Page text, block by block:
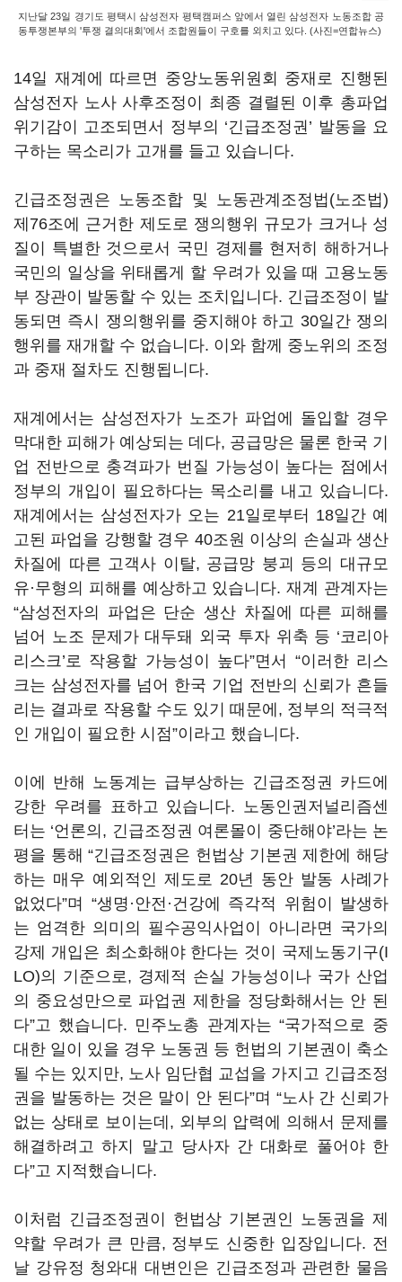
지난달 23일 경기도 평택시 삼성전자 평택캠퍼스 앞에서 열린 삼성전자 노동조합 공
동투쟁본부의 '투쟁 결의대회'에서 조합원들이 구호를 외치고 있다. (사진=연합뉴스)
14일 재계에 따르면 중앙노동위원회 중재로 진행된
삼성전자 노사 사후조정이 최종 결렬된 이후 총파업
위기감이 고조되면서 정부의 ‘긴급조정권 ’ 발동을 요
구하는 목소리가 고개를 들고 있습니다.
긴급조정권은 노동조합 및 노동관계조정법 (노조법)
제 76조에 근거한 제도로 쟁의행위 규모가 크거나 성
질이 특별한 것으로서 국민 경제를 현저히 해하거나
국민의 일상을 위태롭게 할 우려가 있을 때 고용노동
부 장관이 발동할 수 있는 조치입니다. 긴급조정이 발
동되면 즉시 쟁의행위를 중지해야 하고 30일간 쟁의
행위를 재개할 수 없습니다. 이와 함께 중노위의 조정
과 중재 절차도 진행됩니다.
재계에서는 삼성전자가 노조가 파업에 돌입할 경우
막대한 피해가 예상되는 데다, 공급망은 물론 한국 기
업 전반으로 충격파가 번질 가능성이 높다는 점에서
정부의 개입이 필요하다는 목소리를 내고 있습니다.
재계에서는 삼성전자가 오는 21일로부터 18일간 예
고된 파업을 강행할 경우 40조원 이상의 손실과 생산
차질에 따른 고객사 이탈, 공급망 붕괴 등의 대규모
유·무형의 피해를 예상하고 있습니다.재계 관계자는
“삼성전자의 파업은 단순 생산 차질에 따른 피해를
넘어 노조 문제가 대두돼 외국 투자 위축 등 ‘코리아
리스크’로 작용할 가능성이 높다”면서 “이러한 리스
크는 삼성전자를 넘어 한국 기업 전반의 신뢰가 흔들
리는 결과로 작용할 수도 있기 때문에 , 정부의 적극적
인 개입이 필요한 시점”이라고 했습니다.
이에 반해 노동계는 급부상하는 긴급조정권 카드에
강한 우려를 표하고 있습니다. 노동인권저널리즘센
터는 ‘언론의 , 긴급조정권 여론몰이 중단해야’라는 논
평을 통해“긴급조정권은 헌법상 기본권 제한에 해당
하는 매우 예외적인 제도로 20년 동안 발동 사례가
없었다”며 “생명·안전·건강에 즉각적 위험이 발생하
는 엄격한 의미의 필수공익사업이 아니라면 국가의
강제 개입은 최소화해야 한다는 것이 국제노동기구(I
LO)의 기준으로, 경제적 손실 가능성이나 국가 산업
의 중요성만으로 파업권 제한을 정당화해서는 안 된
다”고 했습니다. 민주노총 관계자는 “국가적으로 중
대한 일이 있을 경우 노동권 등 헌법의 기본권이 축소
될 수는 있지만, 노사 임단협 교섭을 가지고 긴급조정
권을 발동하는 것은 말이 안 된다”며 “노사 간 신뢰가
없는 상태로 보이는데 , 외부의 압력에 의해서 문제를
해결하려고 하지 말고 당사자 간 대화로 풀어야 한
다”고 지적했습니다.
이처럼 긴급조정권이 헌법상 기본권인 노동권을 제
약할 우려가 큰 만큼, 정부도 신중한 입장입니다. 전
날 강유정 청와대 대변인은 긴급조정과 관련한 물음